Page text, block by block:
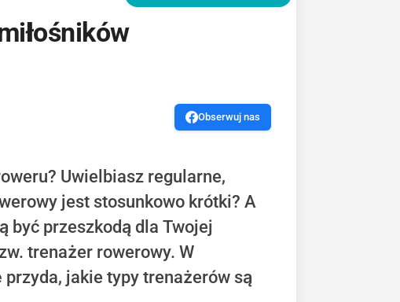
Obserwuj nas
Uwielbiasz regularne,
jest stosunkowo krótki? A
być przeszkodą dla Twojej
trenażer rowerowy. W
jakie typy trenażerów są